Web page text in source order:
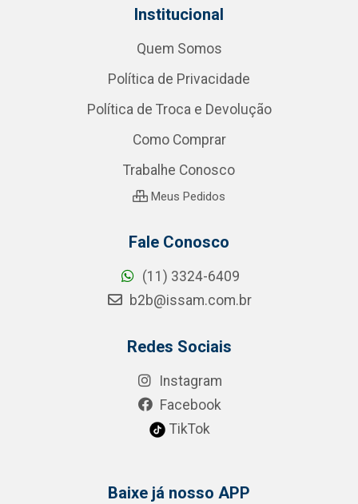
Institucional
Quem Somos
Política de Privacidade
Política de Troca e Devolução
Como Comprar
Trabalhe Conosco
Meus Pedidos
Fale Conosco
(11) 3324-6409
b2b@issam.com.br
Redes Sociais
Instagram
Facebook
TikTok
Baixe já nosso APP